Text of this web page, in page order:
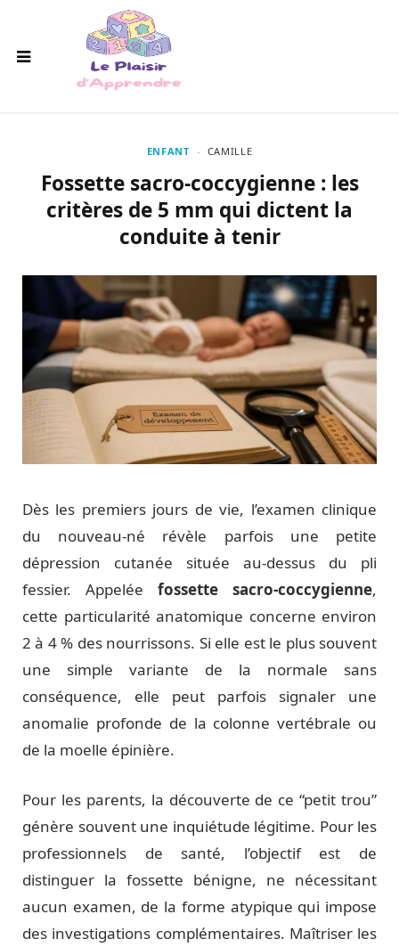
ENFANT CAMILLE
Fossette sacro-coccygienne : les
critères de 5 mm qui dictent la
conduite à tenir
Dès les premiers jours de vie, l’examen clinique
du nouveau-né révèle parfois une petite
dépression cutanée située au-dessus du pli
fessier. Appelée fossette sacro-coccygienne,
cette particularité anatomique concerne environ
2 à 4 % des nourrissons. Si elle est le plus souvent
une simple variante de la normale sans
conséquence, elle peut parfois signaler une
anomalie profonde de la colonne vertébrale ou
de la moelle épinière.
Pour les parents, la découverte de ce “petit trou”
génère souvent une inquiétude légitime. Pour les
professionnels de santé, l’objectif est de
distinguer la fossette bénigne, ne nécessitant
aucun examen, de la forme atypique qui impose
des investigations complémentaires. Maîtriser les